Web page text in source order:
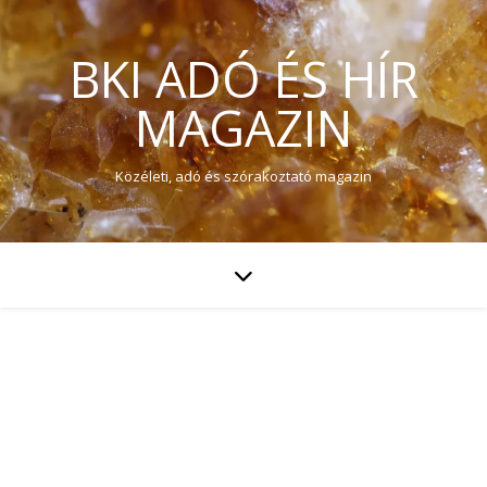
BKI ADÓ ÉS HÍR
MAGAZIN
Közéleti, adó és szórakoztató magazin